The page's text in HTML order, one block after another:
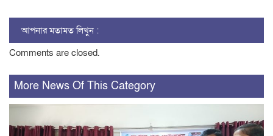
আপনার মতামত লিখুন :
Comments are closed.
More News Of This Category